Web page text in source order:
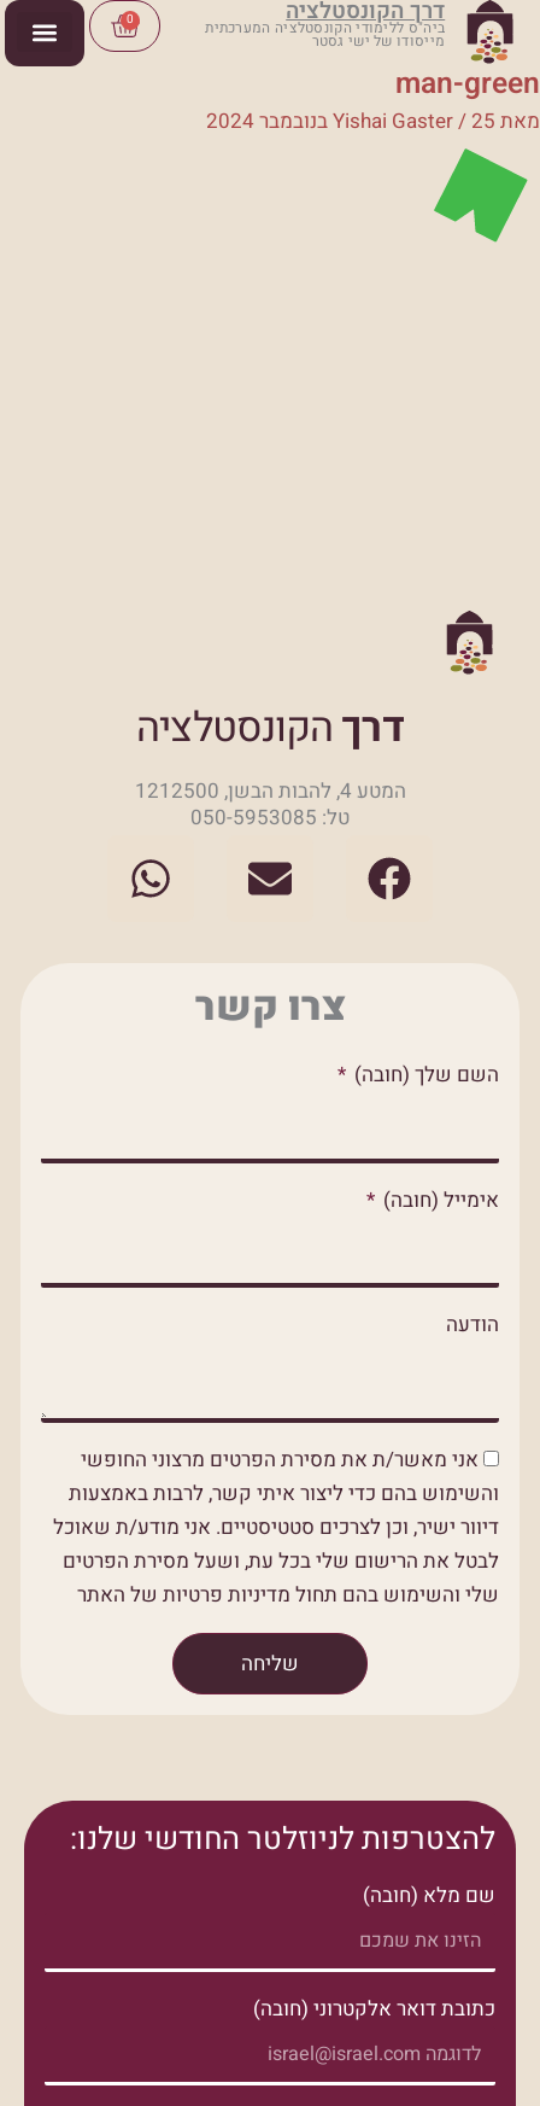
דילוג
לתוכן
דרך הקונסטלציה
ביה"ס ללימודי הקונסטלציה המערכתית
מייסודו של ישי גסטר
0
Cart
man-green
מאת Yishai Gaster/ 25 בנובמבר 2024
דרךהקונסטלציה
המטע 4, להבות הבשן, 1212500
טל: 050-5953085
F
a
o
k
E
n
l
e
W
h
p
צרו קשר
השם שלך (חובה)
אימייל (חובה)
הודעה
אני מאשר/ת את מסירת הפרטים מרצוני החופשי
והשימוש בהם כדי ליצור איתי קשר, לרבות באמצעות
דיוור ישיר, וכן לצרכים סטטיסטיים. אני מודע/ת שאוכל
לבטל את הרישום שלי בכל עת, ושעל מסירת הפרטים
שלי והשימוש בהם תחול מדיניות פרטיות של האתר
שליחה
להצטרפות לניוזלטר החודשי שלנו:
שם מלא (חובה)
כתובת דואר אלקטרוני (חובה)